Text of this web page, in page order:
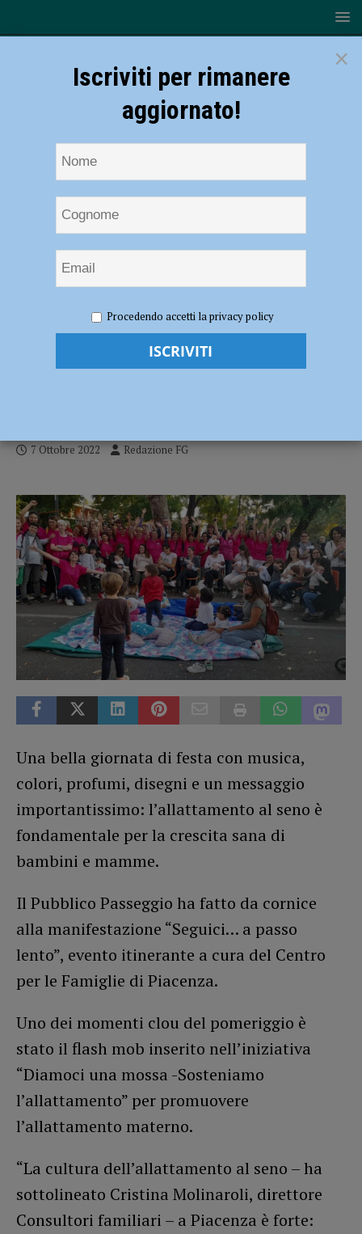
“Allattamento al seno fondamentale per la crescita sana di bambini”
Flash mob sul Facsal: “Allattamento al
7 Ottobre 2022 Redazione FG
Una bella giornata di festa con musica,
colori, profumi, disegni e un messaggio
importantissimo: l’allattamento al seno è
fondamentale per la crescita sana di
bambini e mamme.
Il Pubblico Passeggio ha fatto da cornice
alla manifestazione “Seguici… a passo
lento”, evento itinerante a cura del Centro
per le Famiglie di Piacenza.
Uno dei momenti clou del pomeriggio è
stato il flash mob inserito nell’iniziativa
“Diamoci una mossa -Sosteniamo
l’allattamento” per promuovere
l’allattamento materno.
“La cultura dell’allattamento al seno – ha
sottolineato Cristina Molinaroli, direttore
Consultori familiari – a Piacenza è forte:
×
Iscriviti per rimanere
aggiornato!
Procedendo accetti la privacy policy